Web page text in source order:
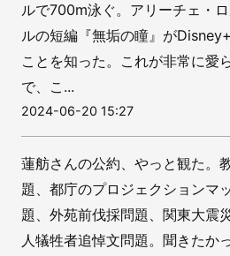
ルで700m泳ぐ。アリーチェ・
ルの短編『無垢の瞳』が
ことを知った。これが非常に愛
で、こ...
2024-06-20 15:27
蓮舫さんの公約、やっと観た。
題、都庁のプロジェクションマ
題、外苑前伐採問題、関東大震
人犠牲者追悼文問題。聞きたか